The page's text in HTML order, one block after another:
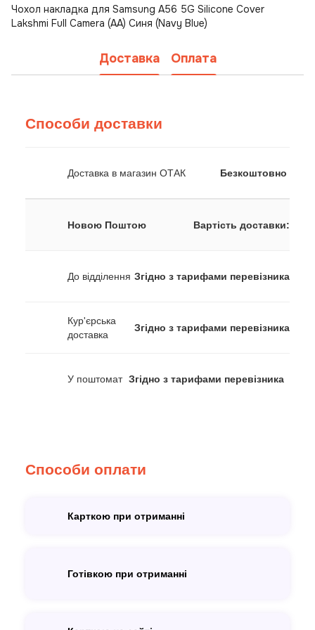
Чохол накладка для Samsung A56 5G Silicone Cover
Lakshmi Full Camera (AA) Синя (Navy Blue)
Доставка Оплата
Способи доставки
Доставка в магазин ОТАК Безкоштовно
Новою Поштою Вартість доставки:
До відділення Згідно з тарифами перевізника
Кур'єрська
доставка
Згідно з тарифами перевізника
У поштомат Згідно з тарифами перевізника
Способи оплати
Карткою при отриманні
Готівкою при отриманні